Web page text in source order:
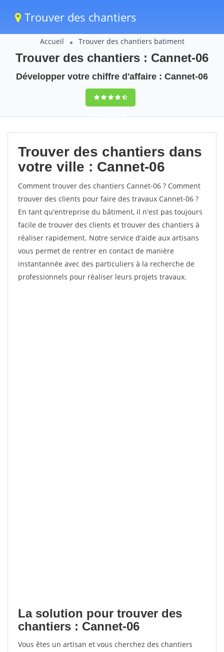
Trouver des chantiers
Accueil Trouver des chantiers batiment
Trouver des chantiers : Cannet-06
Développer votre chiffre d'affaire : Cannet-06
9,5(100%)42
votes
Trouver des chantiers dans
votre ville : Cannet-06
Comment trouver des chantiers Cannet-06 ? Comment
trouver des clients pour faire des travaux Cannet-06 ?
En tant qu'entreprise du bâtiment, il n'est pas toujours
facile de trouver des clients et trouver des chantiers à
réaliser rapidement. Notre service d'aide aux artisans
vous permet de rentrer en contact de manière
instantannée avec des particuliers à la recherche de
professionnels pour réaliser leurs projets travaux.
La solution pour trouver des
chantiers : Cannet-06
Vous êtes un artisan et vous cherchez des chantiers